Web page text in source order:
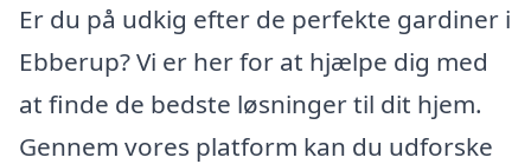
Er du på udkig efter de perfekte gardiner i
Ebberup? Vi er her for at hjælpe dig med
at finde de bedste løsninger til dit hjem.
Gennem vores platform kan du udforske